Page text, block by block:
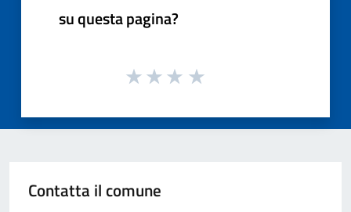
su questa pagina?
Contatta il comune